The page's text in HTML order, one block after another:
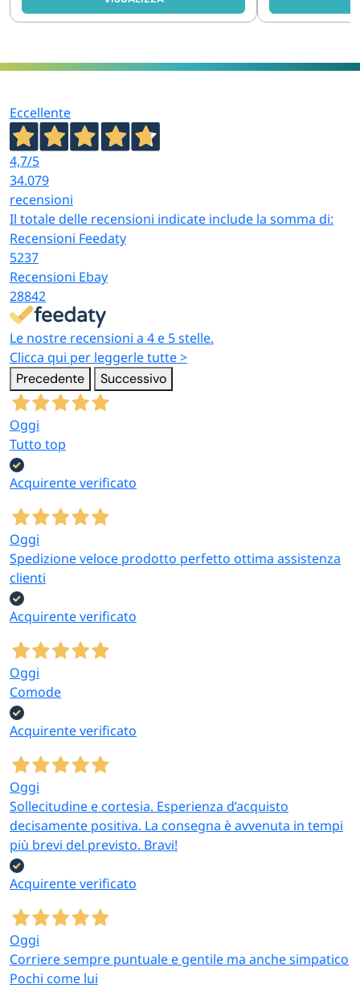
Eccellente
4,7/5
34.079
recensioni
Il totale delle recensioni indicate include la somma di:
Recensioni Feedaty
5237
Recensioni Ebay
28842
Le nostre recensioni a 4 e 5 stelle.
Clicca qui per leggerle tutte >
Precedente Successivo
Oggi
Tutto top
Acquirente verificato
Oggi
Spedizione veloce prodotto perfetto ottima assistenza
clienti
Acquirente verificato
Oggi
Comode
Acquirente verificato
Oggi
Sollecitudine e cortesia. Esperienza d’acquisto
decisamente positiva. La consegna è avvenuta in tempi
più brevi del previsto. Bravi!
Acquirente verificato
Oggi
Corriere sempre puntuale e gentile ma anche simpatico
Pochi come lui